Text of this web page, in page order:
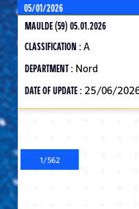
05/01/2026
MAULDE (59) 05.01.2026
CLASSIFICATION : A
DEPARTMENT : Nord
DATE OF UPDATE : 25/06/
PaginationCurrent
page
1/562